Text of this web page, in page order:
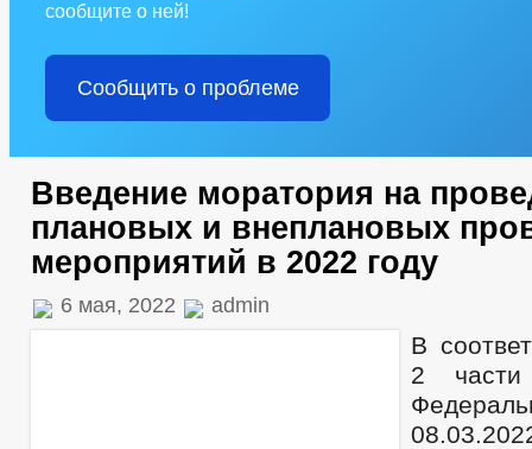
сообщите о ней!
Сообщить о проблеме
Введение моратория на
плановых и внеплановых
мероприятий в 2022 году
6 мая, 2022 admin
В
2